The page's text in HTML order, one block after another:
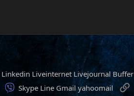
Linkedin Liveinternet Livejournal Buffer
Viber
Skype Line Gmail yahoomail